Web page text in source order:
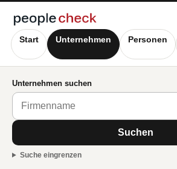
Start Unternehmen Personen
Unternehmen suchen
Suchen
Suche eingrenzen